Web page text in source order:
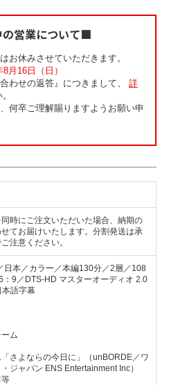
営業について■
お休みさせていただきます。
月16日（日）
わせの返答』につきまして、 詳
何卒ご理解賜りますようお願い申
時にご注文いただいた場合、納期の
てお届けいたします。分割発送は承
注意ください。
日本／カラー／本編130分／2層／108
9／DTS-HD マスターオーディオ 2.0
語字幕
ム
さよならの今日に」（unBORDE／ワ
ジャパン ENS Entertainment Inc）